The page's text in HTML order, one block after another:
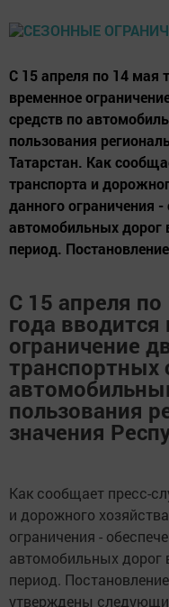
С 15 апреля по 14 мая
временное
средств по
пользования
Татарстан. Как
транспорта и
данного ограничения -
автомобильных дорог
период.
С 15 апреля
года
ограничение
транспортных
пользования
значения
Как сообщает пресс-
и дорожного
ограничения -
автомобильных дорог
период.
утверждены